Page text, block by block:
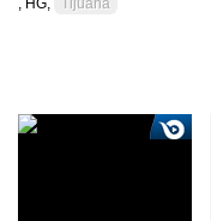
, HG,
Tijuana